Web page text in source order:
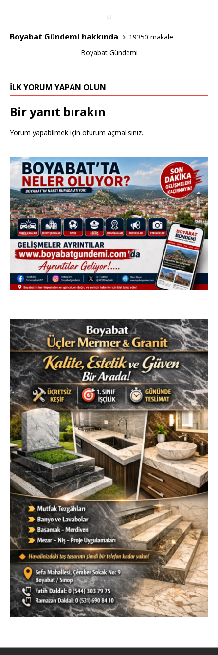
o
k
Boyabat Gündemi hakkında
19350 makale
Boyabat Gündemi
İLK YORUM YAPAN OLUN
Bir yanıt bırakın
Yorum yapabilmek için oturum açmalısınız.